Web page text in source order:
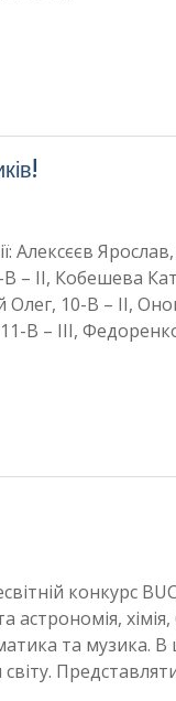
Алексєєв Ярослав,
ІІ, Кобешева
10-В – ІІ,
В – ІІІ,
конкурс
хімія,
та музика.